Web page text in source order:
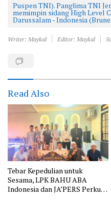
Puspen TNI). Panglima TNI
memimpin sidang High Level
Darussalam - Indonesia
Writer: Maykal Editor: Maykal
Read Also
Tebar Kepedulian untuk
Sesama, LPK BAHU ABA
Indonesia dan JA’PERS Perkuat